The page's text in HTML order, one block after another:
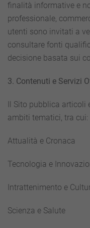
finalità informative e
professionale,
utenti sono invitati a
consultare fonti
decisione basata sui
3. Contenuti e Servizi
Il Sito pubblica articoli
ambiti tematici, tra cui:
Attualità e Cronaca
Tecnologia e
Intrattenimento e
Scienza e Salute